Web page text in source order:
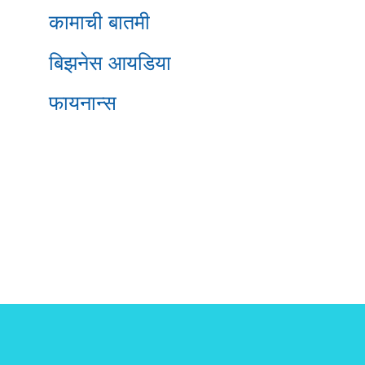
कामाची बातमी
बिझनेस आयडिया
फायनान्स